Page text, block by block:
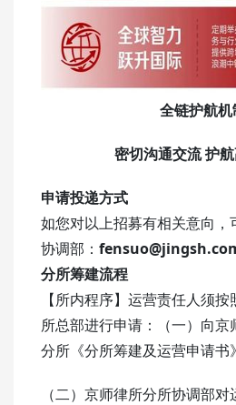
全链护航机
密切沟通交流 护
申请投递方式
如您对以上招募有相关意向，
协调部：
分所筹建流程
【所内程序】运营责任人须
所总部进行申请：（一）向京
分所《分所筹建及运营申请书
（二）京师律所分所协调部